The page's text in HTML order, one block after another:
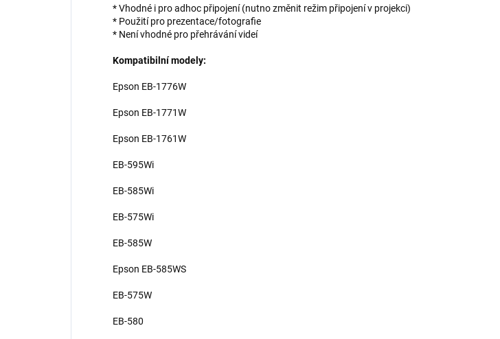
* Vhodné i pro adhoc připojení (nutno změnit režim připojení v projekci)
* Použití pro prezentace/fotografie
* Není vhodné pro přehrávání videí
Kompatibilní modely:
Epson EB-1776W
Epson EB-1771W
Epson EB-1761W
EB-595Wi
EB-585Wi
EB-575Wi
EB-585W
Epson EB-585WS
EB-575W
EB-580